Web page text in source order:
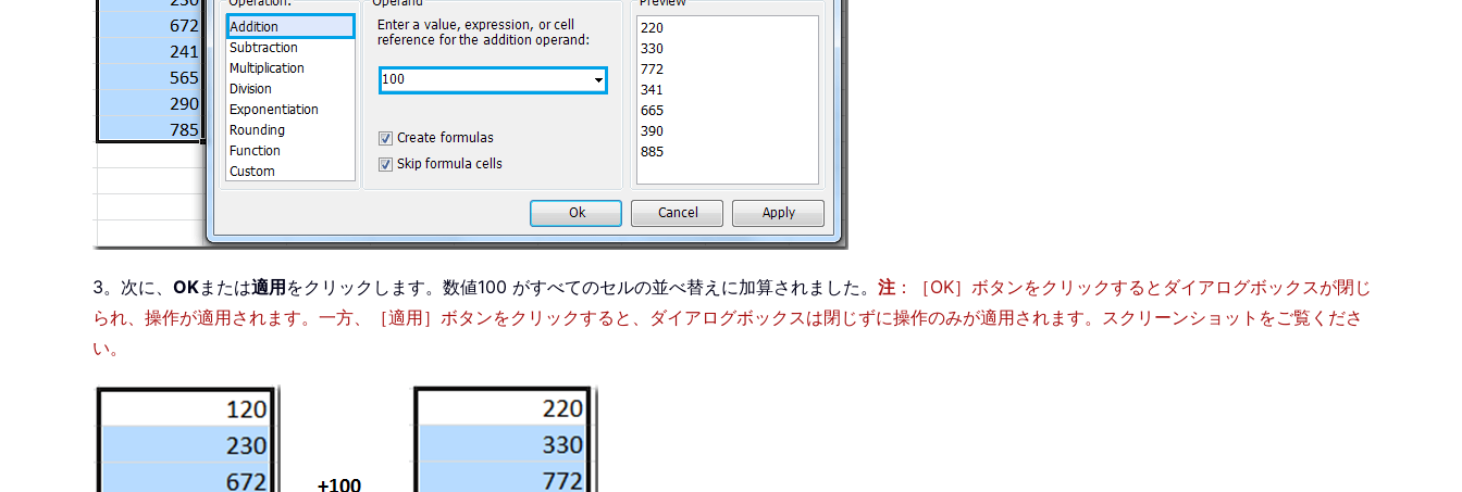
3。次に、 OKまたは適用 をクリックします。数値100 がすべてのセルの並べ替えに加算されました。 注 ：［OK］ボタンをクリックするとダイアログボックスが閉じ
られ、操作が適用されます。一方、［適用］ボタンをクリックすると、ダイアログボックスは閉じずに操作のみが適用されます。スクリーンショットをご覧くださ
い。